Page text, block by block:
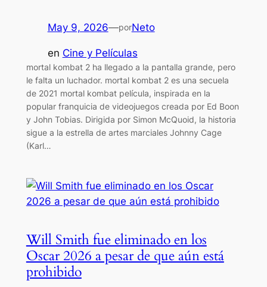
May 9, 2026—porNeto
en Cine y Películas
mortal kombat 2 ha llegado a la pantalla grande, pero
le falta un luchador. mortal kombat 2 es una secuela
de 2021 mortal kombat película, inspirada en la
popular franquicia de videojuegos creada por Ed Boon
y John Tobias. Dirigida por Simon McQuoid, la historia
sigue a la estrella de artes marciales Johnny Cage
(Karl…
Will Smith fue eliminado en los
Oscar 2026 a pesar de que aún está
prohibido